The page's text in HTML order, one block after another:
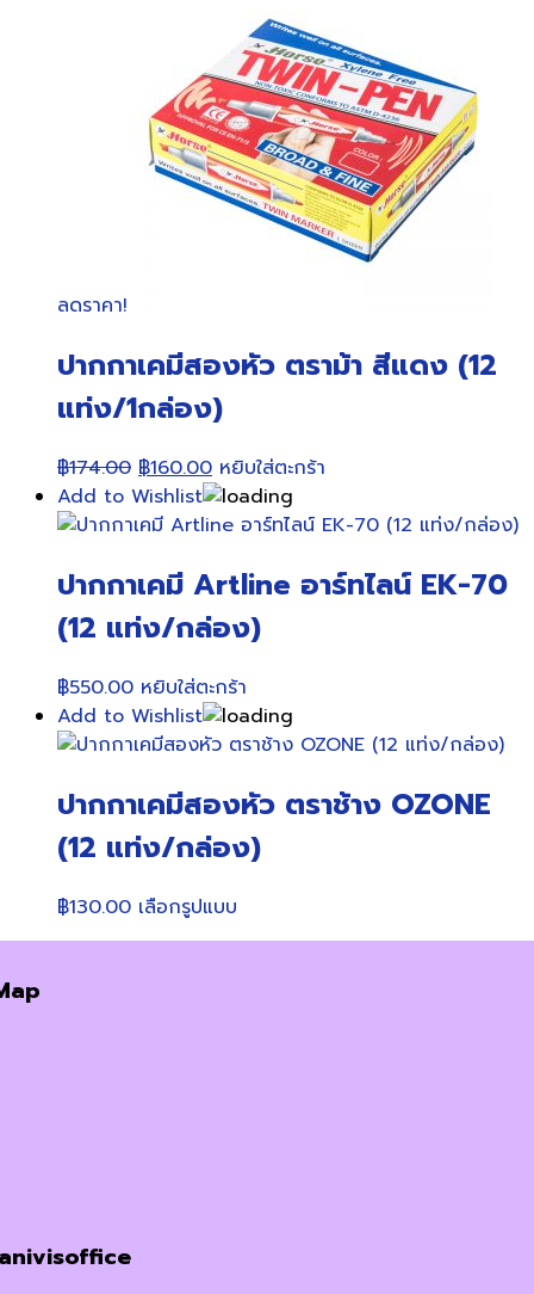
The
options
may
be
chosen
on
the
product
ลดราคา!
ปากกาเคมีสองหัว ตราม้า สีแดง (12
แท่ง/1กล่อง)
฿174.00 Original
price
was:
฿160.00Current
price
is:
หยิบใส่ตะกร้า
Add to Wishlist
ปากกาเคมี Artline อาร์ทไลน์ EK-70
(12 แท่ง/กล่อง)
฿550.00 หยิบใส่ตะกร้า
Add to Wishlist
ปากกาเคมีสองหัว ตราช้าง OZONE
(12 แท่ง/กล่อง)
฿130.00 เลือกรูปแบบ
product